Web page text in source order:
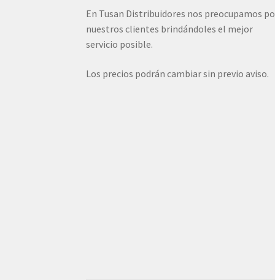
En Tusan Distribuidores nos preocupamos
nuestros clientes brindándoles el mejor
servicio posible.
Los precios podrán cambiar sin previo aviso.